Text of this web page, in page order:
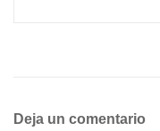
Deja un comentario